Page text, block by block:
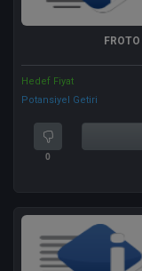
FROTO
Hedef Fiyat
Potansiyel Getiri
0